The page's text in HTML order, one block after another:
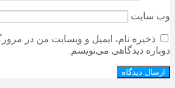
وب‌ سایت
ذخیره نام، ایمیل و وبسایت من در
دوباره دیدگاهی می‌نویسم.